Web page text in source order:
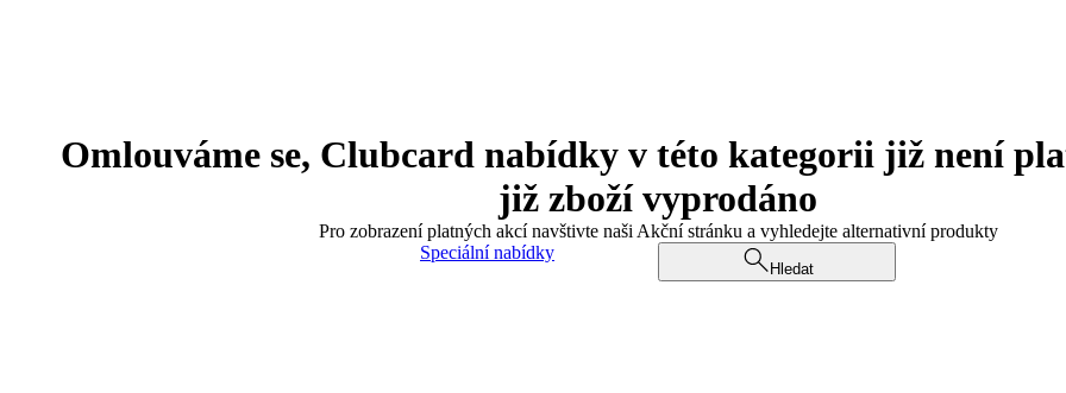
Omlouváme se, Clubcard nabídky v této kategorii již není
již zboží vyprodáno
Pro zobrazení platných akcí navštivte naši Akční stránku a vyhledejte alternativní produkty
Speciální nabídky
Hledat